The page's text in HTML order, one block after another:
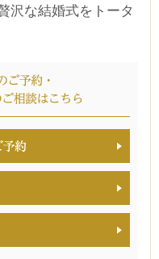
沢な結婚式をトータ